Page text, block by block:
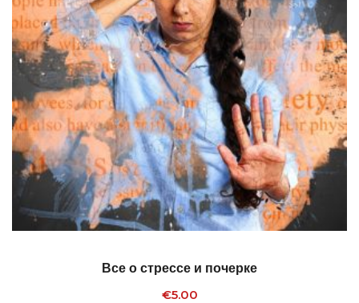
Все о стрессе и почерке
€5.00